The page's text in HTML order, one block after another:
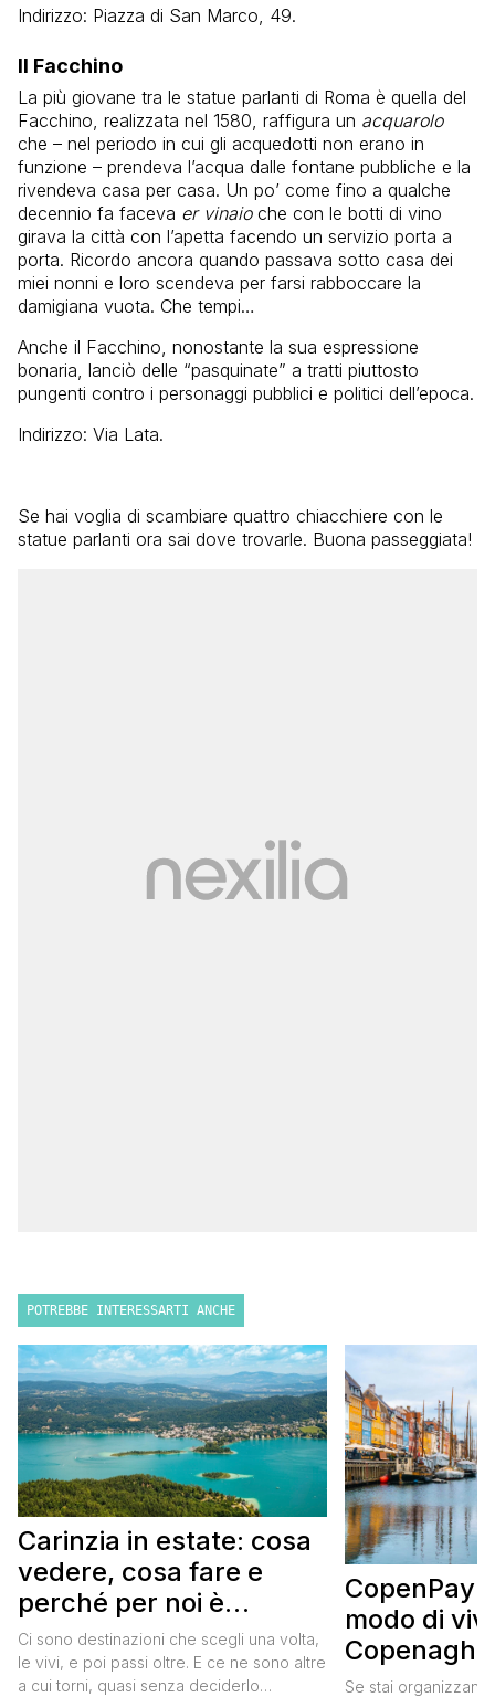
Indirizzo: Piazza di San Marco, 49.
Il Facchino
La più giovane tra le statue parlanti di Roma è quella del
Facchino, realizzata nel 1580, raffigura un acquarolo
che – nel periodo in cui gli acquedotti non erano in
funzione – prendeva l’acqua dalle fontane pubbliche e la
rivendeva casa per casa. Un po’ come fino a qualche
decennio fa faceva er vinaioche con le botti di vino
girava la città con l’apetta facendo un servizio porta a
porta. Ricordo ancora quando passava sotto casa dei
miei nonni e loro scendeva per farsi rabboccare la
damigiana vuota. Che tempi…
Anche il Facchino, nonostante la sua espressione
bonaria, lanciò delle “pasquinate” a tratti piuttosto
pungenti contro i personaggi pubblici e politici dell’epoca.
Indirizzo: Via Lata.
Se hai voglia di scambiare quattro chiacchiere con le
statue parlanti ora sai dove trovarle. Buona passeggiata!
POTREBBE INTERESSARTI ANCHE
Carinzia in estate: cosa
vedere, cosa fare e
perché per noi è
diventata una
destinazione del cuore
Ci sono destinazioni che scegli una volta,
le vivi, e poi passi oltre. E ce ne sono altre
a cui torni, quasi senza deciderlo
CopenPay:
modo di
meglio e
Se stai